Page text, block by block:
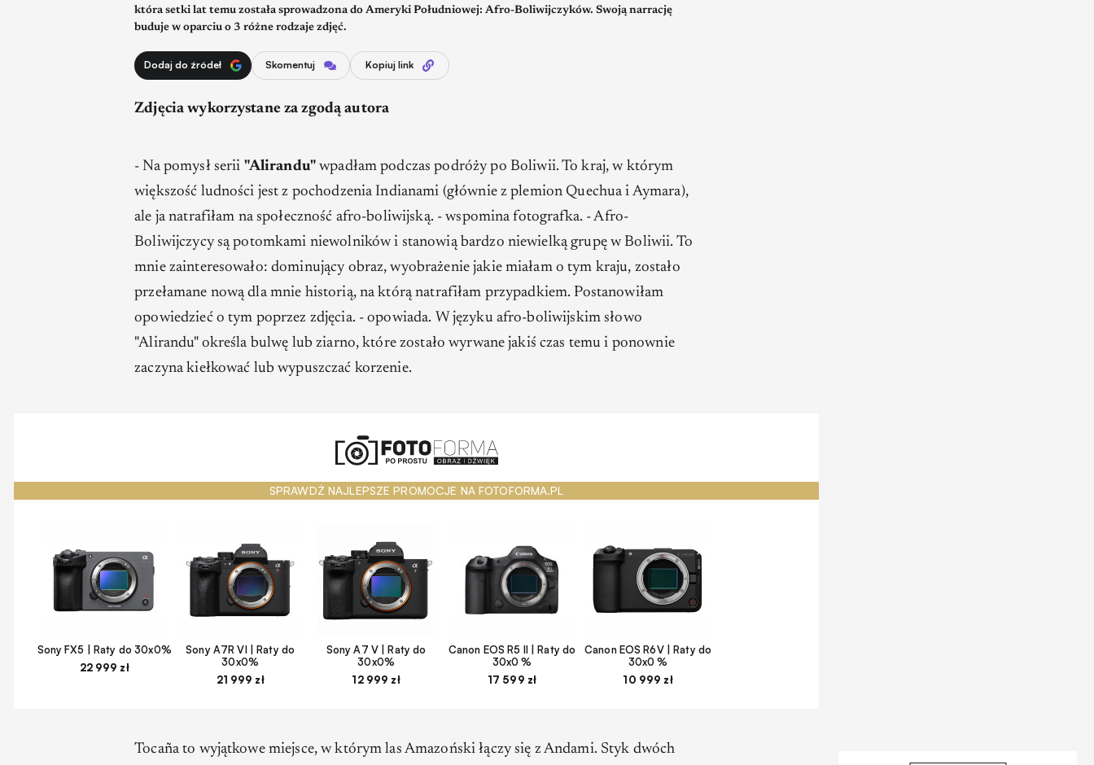
która setki lat temu została sprowadzona do Ameryki Południowej: Afro-Boliwijczyków. Swoją narrację
buduje w oparciu o 3 różne rodzaje zdjęć.
Dodaj do źródeł Skomentuj Kopiuj link
Zdjęcia wykorzystane za zgodą autora
- Na pomysł serii "Alirandu"wpadłam podczas podróży po Boliwii. To kraj, w którym
większość ludności jest z pochodzenia Indianami (głównie z plemion Quechua i Aymara),
ale ja natrafiłam na społeczność afro-boliwijską. - wspomina fotografka. - Afro-
Boliwijczycy są potomkami niewolników i stanowią bardzo niewielką grupę w Boliwii. To
mnie zainteresowało: dominujący obraz, wyobrażenie jakie miałam o tym kraju, zostało
przełamane nową dla mnie historią, na którą natrafiłam przypadkiem. Postanowiłam
opowiedzieć o tym poprzez zdjęcia. - opowiada. W języku afro-boliwijskim słowo
"Alirandu" określa bulwę lub ziarno, które zostało wyrwane jakiś czas temu i ponownie
zaczyna kiełkować lub wypuszczać korzenie.
SPRAWDŹ NAJLEPSZE PROMOCJE NA FOTOFORMA.PL
Sony FX5 | Raty do 30x0%
22 999 zł
Sony A7R VI | Raty do
30x0%
21 999 zł
Sony A7 V | Raty do
30x0%
12 999 zł
Canon EOS R5 II | Raty do
30x0 %
17 599 zł
Canon EOS R6V | Raty do
30x0 %
10 999 zł
Tocaña to wyjątkowe miejsce, w którym las Amazoński łączy się z Andami. Styk dwóch